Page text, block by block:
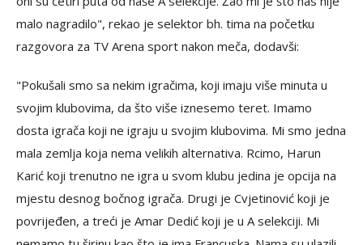
malo nagradilo", rekao je selektor bh. tima na početku
razgovora za TV Arena sport nakon meča, dodavši:
"Pokušali smo sa nekim igračima, koji imaju više minuta u
svojim klubovima, da što više iznesemo teret. Imamo
dosta igrača koji ne igraju u svojim klubovima. Mi smo jedna
mala zemlja koja nema velikih alternativa. Rcimo, Harun
Karić koji trenutno ne igra u svom klubu jedina je opcija na
mjestu desnog bočnog igrača. Drugi je Cvjetinović koji je
povrijeđen, a treći je Amar Dedić koji je u A selekciji. Mi